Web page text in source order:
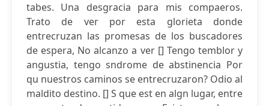
tabes. Una desgracia para mis compaeros.
Trato de ver por esta glorieta donde
entrecruzan las promesas de los buscadores
de espera, No alcanzo a ver [] Tengo temblor y
angustia, tengo sndrome de abstinencia Por
qu nuestros caminos se entrecruzaron? Odio al
maldito destino. [] S que est en algn lugar, entre